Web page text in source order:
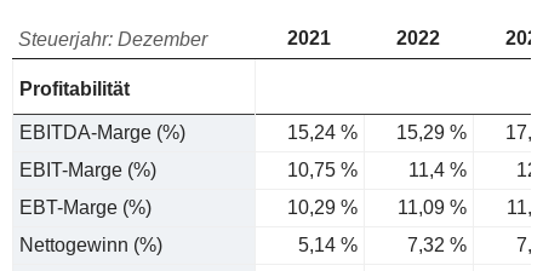
Steuerjahr: Dezember 2021 2022
Profitabilität
EBITDA-Marge (%) 15,24 % 15,29 %
EBIT-Marge (%)
10,75 % 11,4 %
EBT-Marge (%)
10,29 % 11,09 %
Nettogewinn (%)
5,14 % 7,32 %